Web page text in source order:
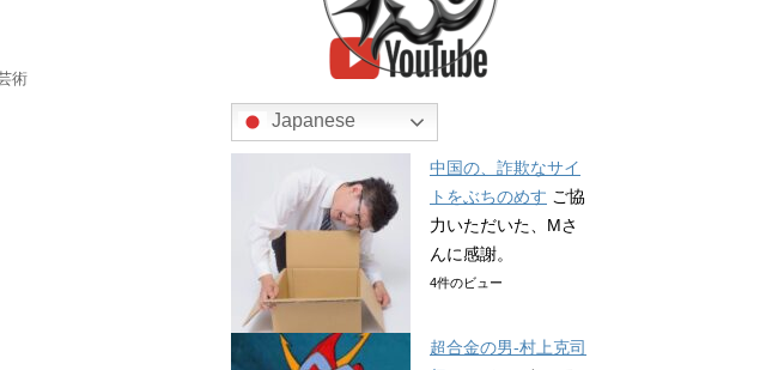
術
Japanese
中国の、詐欺なサイ
トをぶちのめす ご協
力いただいた、Mさ
んに感謝。
4件のビュー
超合金の男-村上克司